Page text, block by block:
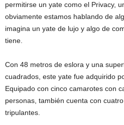
permitirse un yate como el Privacy,
obviamente estamos hablando de
imagina un yate de lujo y algo de
tiene.
Con 48 metros de eslora y una
cuadrados, este yate fue adquirido
Equipado con cinco camarotes con
personas, también cuenta con
tripulantes.